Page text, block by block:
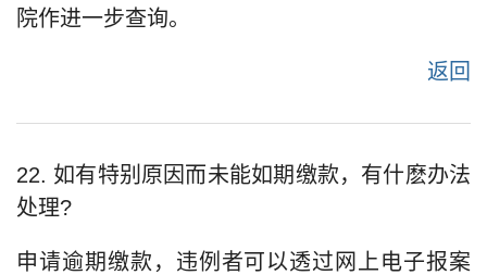
院作进一步查询。
返回
22. 如有特别原因而未能如期缴款，有什麽办法
处理?
申请逾期缴款，违例者可以透过网上电子报案